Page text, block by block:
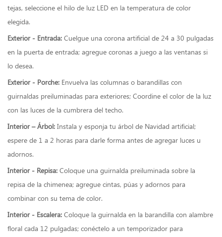
tejas, seleccione el hilo de luz LED en la temperatura de color
elegida.
Exterior - Entrada: Cuelgue una corona artificial de 24 a 30 pulgadas
en la puerta de entrada; agregue coronas a juego a las ventanas si
lo desea.
Exterior - Porche: Envuelva las columnas o barandillas con
guirnaldas preiluminadas para exteriores; Coordine el color de la luz
con las luces de la cumbrera del techo.
Interior – Árbol: Instala y esponja tu árbol de Navidad artificial;
espere de 1 a 2 horas para darle forma antes de agregar luces u
adornos.
Interior - Repisa: Coloque una guirnalda preiluminada sobre la
repisa de la chimenea; agregue cintas, púas y adornos para
combinar con su tema de color.
Interior - Escalera: Coloque la guirnalda en la barandilla con alambre
floral cada 12 pulgadas; conéctelo a un temporizador para